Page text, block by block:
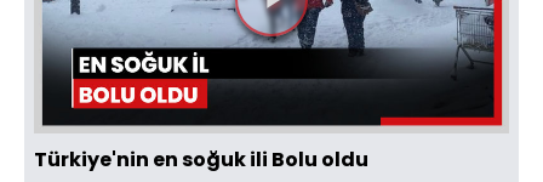
Videoyu
Türkiye'nin en soğuk ili Bolu oldu